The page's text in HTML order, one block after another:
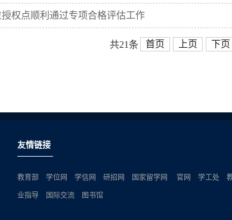
权点顺利通过专项合格评估工作
共21条 首页 上页 下页
友情链接
教育部 学位网 学信网 研招网 国家留学网 官网 学工处
业指导 国际交流 图书馆